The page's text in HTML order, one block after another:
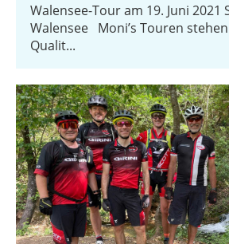
Walensee-Tour am 19. Juni 2021
Walensee Moni’s Touren
Qualit...